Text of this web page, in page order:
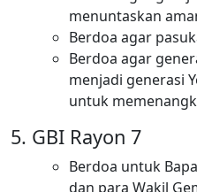
menuntaskan
Berdoa agar
Berdoa agar
menjadi generasi
untuk
GBI Rayon 7
Berdoa untuk
dan para Wakil